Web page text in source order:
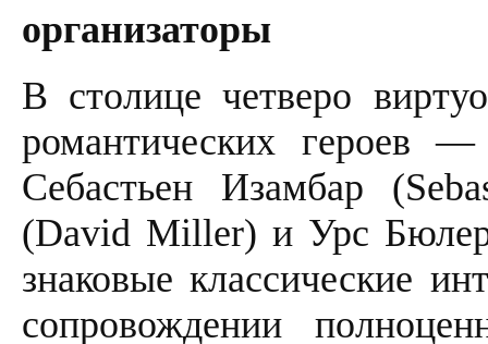
организаторы
В столице четверо
романтических героев
Себастьен Изамбар
(David Miller) и Урс
знаковые классические
сопровождении